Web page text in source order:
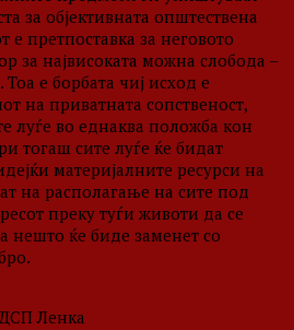
за објективната општествена
претпоставка за неговото
за највисоката можна слобода –
е борбата чиј исход е
на приватната сопственост,
луѓе во еднаква положба кон
тогаш сите луѓе ќе бидат
материјалните ресурси на
на располагање на сите под
преку туѓи животи да се
нешто ќе биде заменет со
Ленка